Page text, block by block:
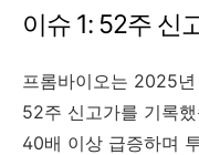
이슈 1: 52주 신
프롬바이오는 2025
52주 신고가를 기록
40배 이상 급증하며